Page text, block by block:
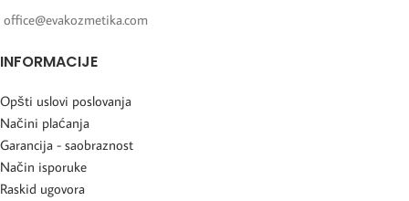
office@evakozmetika.com
INFORMACIJE
Opšti uslovi poslovanja
Načini plaćanja
Garancija - saobraznost
Način isporuke
Raskid ugovora